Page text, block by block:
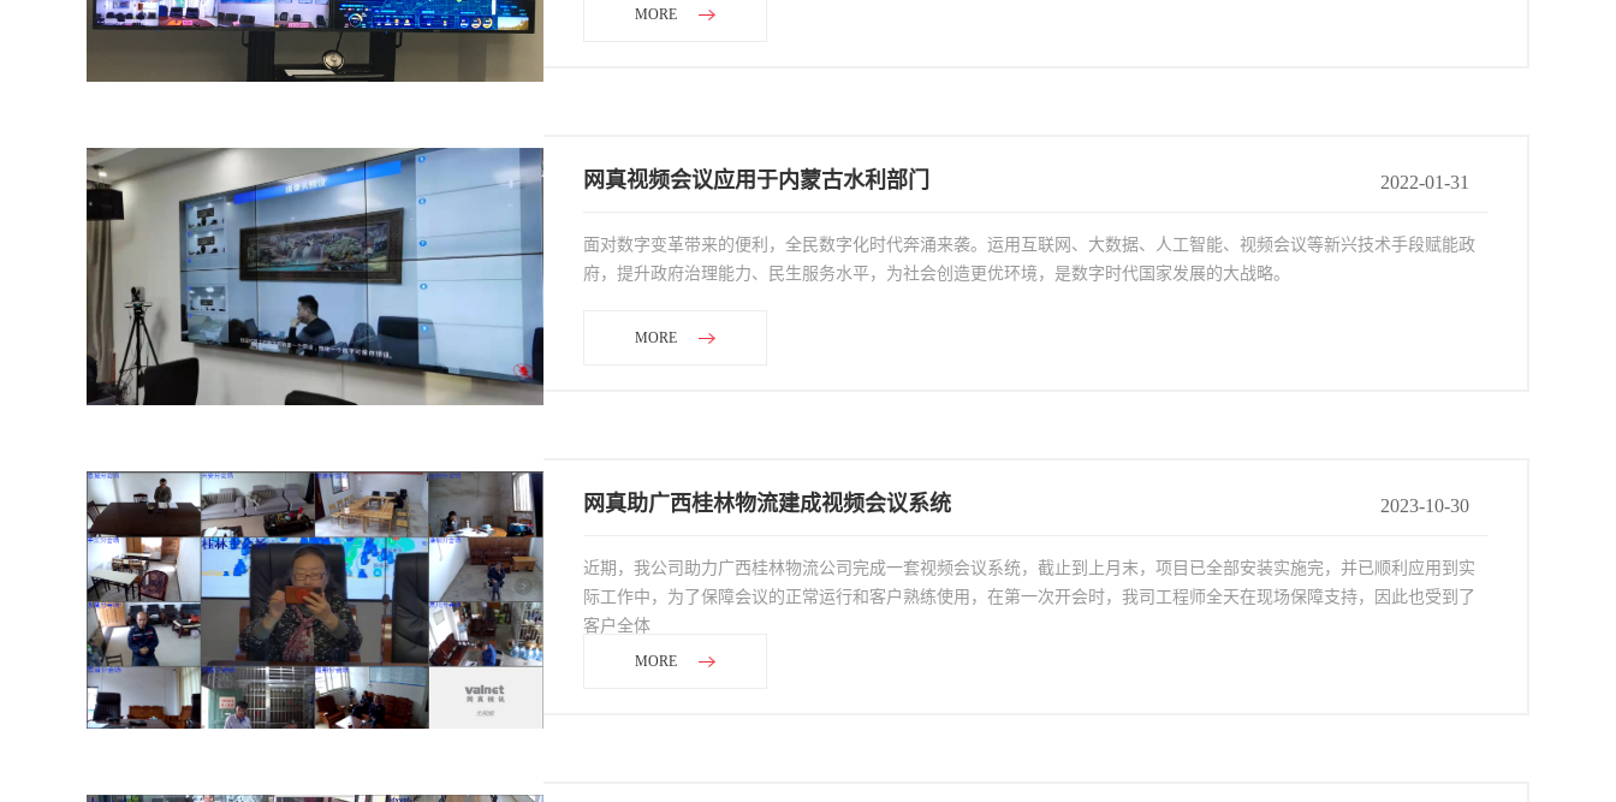
MORE
网真视频会议应用于内蒙古水利部门 2022-01-31
面对数字变革带来的便利，全民数字化时代奔涌来袭。运用互联网、大数据、人工智能、视频会议等新兴技术手段赋能政
府，提升政府治理能力、民生服务水平，为社会创造更优环境，是数字时代国家发展的大战略。
MORE
网真助广西桂林物流建成视频会议系统 2023-10-30
近期，我公司助力广西桂林物流公司完成一套视频会议系统，截止到上月末，项目已全部安装实施完，并已顺利应用到实
际工作中，为了保障会议的正常运行和客户熟练使用，在第一次开会时，我司工程师全天在现场保障支持，因此也受到了
客户全体
MORE